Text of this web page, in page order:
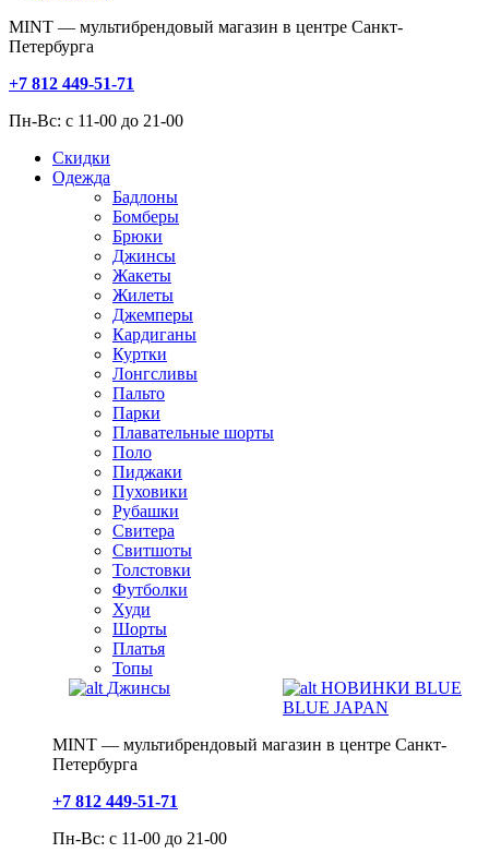
MINT — мультибрендовый магазин в центре Санкт-
Петербурга
+7 812 449-51-71
Пн-Вс: с 11-00 до 21-00
Скидки
Одежда
Бадлоны
Бомберы
Брюки
Джинсы
Жакеты
Жилеты
Джемперы
Кардиганы
Куртки
Лонгсливы
Пальто
Парки
Плавательные шорты
Поло
Пиджаки
Пуховики
Рубашки
Свитера
Свитшоты
Толстовки
Футболки
Худи
Шорты
Платья
Топы
Джинсы
НОВИНКИ BLUE
BLUE JAPAN
MINT — мультибрендовый магазин в центре Санкт-
Петербурга
+7 812 449-51-71
Пн-Вс: с 11-00 до 21-00